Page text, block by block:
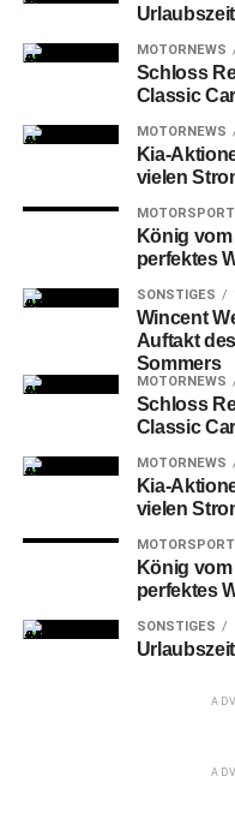
MOTORNEWS
Schloss
Classic
MOTORNEWS
Kia-
vielen
MOTORSPORT
König
perfektes
SONSTIGES
Wincent
Auftakt
Sommers
MOTORNEWS
Schloss
Classic
MOTORNEWS
Kia-
vielen
MOTORSPORT
König
perfektes
SONSTIGES